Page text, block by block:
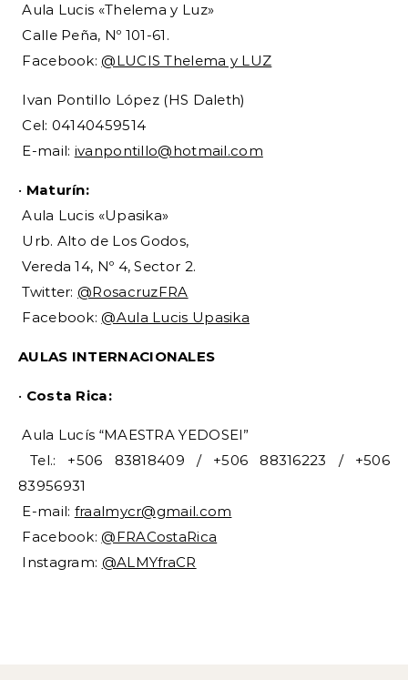
Aula Lucis «Thelema y Luz»
Calle Peña, Nº 101-61.
Facebook: @LUCIS Thelema y LUZ
Ivan Pontillo López (HS Daleth)
Cel: 04140459514
E-mail: ivanpontillo@hotmail.com
• Maturín:
Aula Lucis «Upasika»
Urb. Alto de Los Godos,
Vereda 14, Nº 4, Sector 2.
Twitter: @RosacruzFRA
Facebook: @Aula Lucis Upasika
AULAS INTERNACIONALES
• Costa Rica:
Aula Lucís “MAESTRA YEDOSEI”
Tel.: +506 83818409 / +506 88316223 / +506
83956931
E-mail: fraalmycr@gmail.com
Facebook: @FRACostaRica
Instagram: @ALMYfraCR